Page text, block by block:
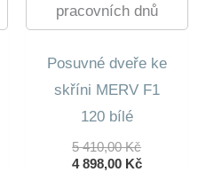
pracovních dnů
Posuvné dveře ke
skříni MERV F1
120 bílé
5 410,00KčPůvodní
Cena
4 898,00 KčAktuální